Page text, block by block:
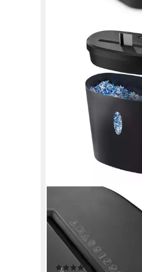
Aktenvernichter
Partikelschnitt (Papier
Korb, 12 Blatt, P4),
x 40 mm Schnitzel,
(8)